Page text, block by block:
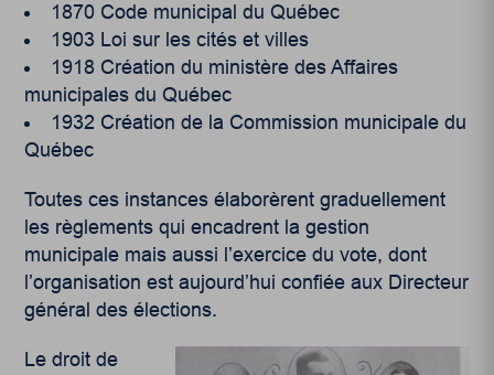
1870 Code municipal du Québec
1903 Loi sur les cités et villes
1918 Création du ministère des Affaires
municipales du Québec
1932 Création de la Commission municipale du
Québec
Toutes ces instances élaborèrent graduellement
les règlements qui encadrent la gestion
municipale mais aussi l’exercice du vote, dont
l’organisation est aujourd’hui confiée aux Directeur
général des élections.
Le droit de